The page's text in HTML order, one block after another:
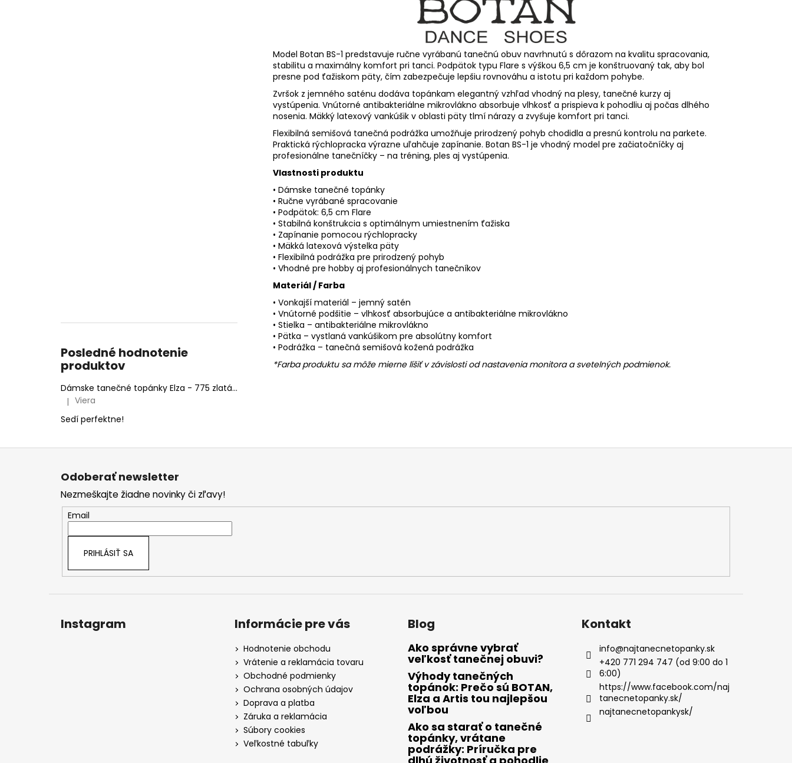
Posledné hodnotenie
produktov
Dámske tanečné topánky Elza - 775 zlatá 6,5 cm Flare
Hodnotenie produktu je 5 z 5 hviezdičiek.
| Viera
Sedí perfektne!
Model Botan BS-1 predstavuje ručne vyrábanú tanečnú obuv navrhnutú s dôrazom na kvalitu spracovania,
stabilitu a maximálny komfort pri tanci. Podpätok typu Flare s výškou 6,5 cm je konštruovaný tak, aby bol
presne pod ťažiskom päty, čím zabezpečuje lepšiu rovnováhu a istotu pri každom pohybe.
Zvršok z jemného saténu dodáva topánkam elegantný vzhľad vhodný na plesy, tanečné kurzy aj
vystúpenia. Vnútorné antibakteriálne mikrovlákno absorbuje vlhkosť a prispieva k pohodliu aj počas dlhého
nosenia. Mäkký latexový vankúšik v oblasti päty tlmí nárazy a zvyšuje komfort pri tanci.
Flexibilná semišová tanečná podrážka umožňuje prirodzený pohyb chodidla a presnú kontrolu na parkete.
Praktická rýchlopracka výrazne uľahčuje zapínanie. Botan BS-1 je vhodný model pre začiatočníčky aj
profesionálne tanečníčky – na tréning, ples aj vystúpenia.
Vlastnosti produktu
• Dámske tanečné topánky
• Ručne vyrábané spracovanie
• Podpätok: 6,5 cm Flare
• Stabilná konštrukcia s optimálnym umiestnením ťažiska
• Zapínanie pomocou rýchlopracky
• Mäkká latexová výstelka päty
• Flexibilná podrážka pre prirodzený pohyb
• Vhodné pre hobby aj profesionálnych tanečníkov
Materiál / Farba
• Vonkajší materiál – jemný satén
• Vnútorné podšitie – vlhkosť absorbujúce a antibakteriálne mikrovlákno
• Stielka – antibakteriálne mikrovlákno
• Pätka – vystlaná vankúšikom pre absolútny komfort
• Podrážka – tanečná semišová kožená podrážka
*Farba produktu sa môže mierne líšiť v závislosti od nastavenia monitora a svetelných podmienok.
Z
Odoberať newsletter
Nezmeškajte žiadne novinky či zľavy!
Email
PRIHLÁSIŤ SA
Instagram Informácie pre vás
Hodnotenie obchodu
Vrátenie a reklamácia tovaru
Obchodné podmienky
Ochrana osobných údajov
Doprava a platba
Záruka a reklamácia
Súbory cookies
Veľkostné tabuľky
Blog
Ako správne vybrať
veľkosť tanečnej obuvi?
Výhody tanečných
topánok: Prečo sú BOTAN,
Elza a Artis tou najlepšou
voľbou
Ako sa starať o tanečné
topánky, vrátane
podrážky: Príručka pre
Kontakt
info@najtanecnetopanky.sk
+420 771 294 747 (od 9:00 do 1
6:00)
https://www.facebook.com/naj
tanecnetopanky.sk/
najtanecnetopankysk/